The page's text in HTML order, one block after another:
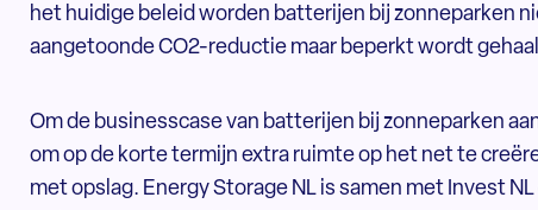
het huidige beleid worden batterijen bij zonneparken
aangetoonde CO2-reductie maar beperkt wordt
Om de businesscase van batterijen bij zonneparken
om op de korte termijn extra ruimte op het net te
met opslag. Energy Storage NL is samen met Invest